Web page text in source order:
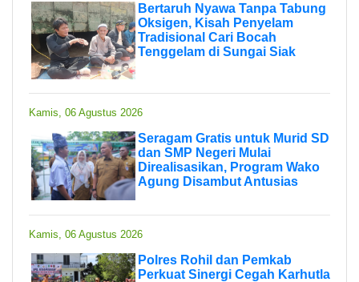
Bertaruh Nyawa Tanpa Tabung
Oksigen, Kisah Penyelam
Tradisional Cari Bocah
Tenggelam di Sungai Siak
Kamis, 06 Agustus 2026
Seragam Gratis untuk Murid SD
dan SMP Negeri Mulai
Direalisasikan, Program Wako
Agung Disambut Antusias
Kamis, 06 Agustus 2026
Polres Rohil dan Pemkab
Perkuat Sinergi Cegah Karhutla